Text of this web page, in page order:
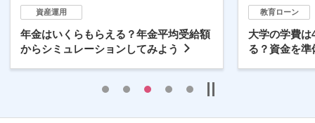
資産運用
年金はいくらもらえる？年金平均受給額
からシミュレーションしてみよう
教育ローン
大学の学費
る？資金を